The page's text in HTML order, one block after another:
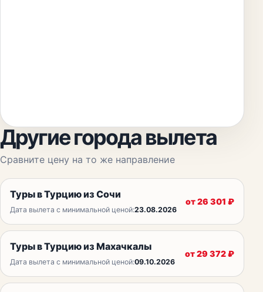
Другие города вылета
Сравните цену на то же направление
Туры в Турцию из Сочи
Дата вылета с минимальной ценой:23.08.2026
от26 301 ₽
Туры в Турцию из Махачкалы
Дата вылета с минимальной ценой:09.10.2026
от29 372₽